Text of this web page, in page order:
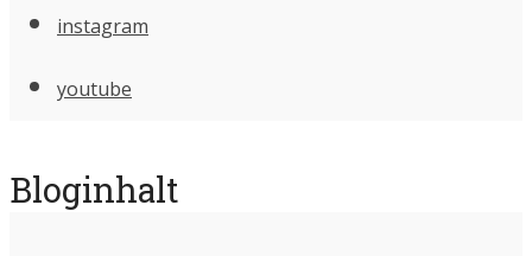
instagram
youtube
Bloginhalt